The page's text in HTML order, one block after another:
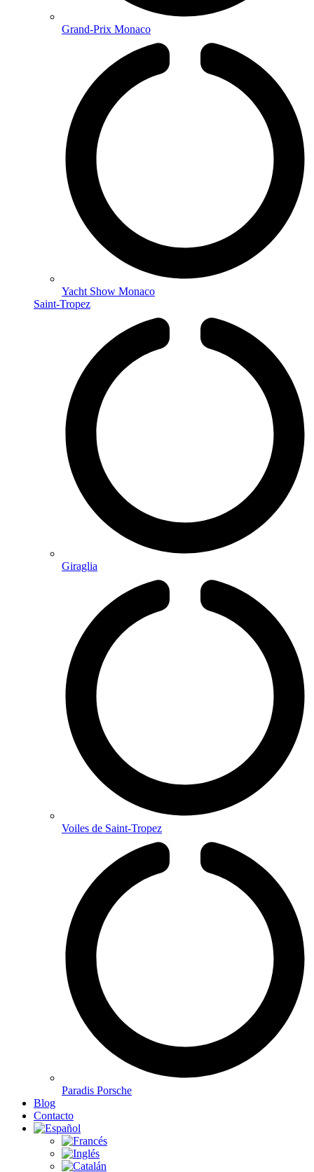
Grand-Prix Monaco
Yacht Show Monaco
Saint-Tropez
Giraglia
Voiles de Saint-Tropez
Paradis Porsche
Blog
Contacto